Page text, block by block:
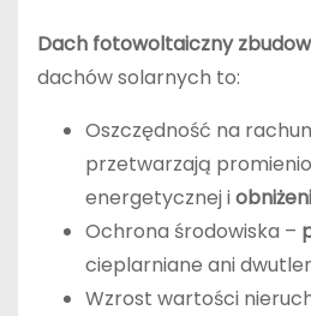
Dach fotowoltaiczny
dachów solarnych to:
Oszczędność na
przetwarzają
energetycznej i
Ochrona środowiska –
cieplarniane ani
Wzrost wartości